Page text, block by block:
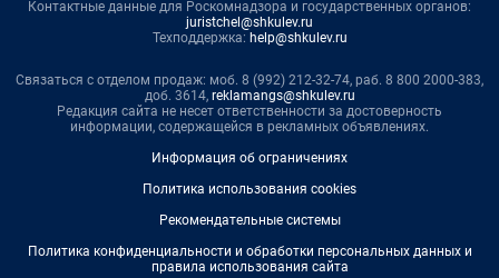
Контактные данные для Роскомнадзора и государственных органов:
juristchel@shkulev.ru
Техподдержка: help@shkulev.ru
Связаться с отделом продаж: моб. 8 (992) 212-32-74, раб. 8 800 2000-383,
доб. 3614, reklamangs@shkulev.ru
Редакция сайта не несет ответственности за достоверность
информации, содержащейся в рекламных объявлениях.
Информация об ограничениях
Политика использования cookies
Рекомендательные системы
Политика конфиденциальности и обработки персональных данных и
правила использования сайта